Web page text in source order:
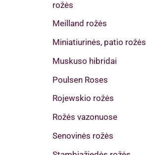
rožės
Meilland rožės
Miniatiurinės, patio rožės
Muskuso hibridai
Poulsen Roses
Rojewskio rožės
Rožės vazonuose
Senovinės rožės